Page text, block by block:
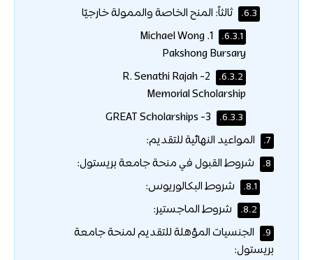
6.3. ثالثاً: المنح الخاصة والممولة خارجيًا
6.3.1.
1. Michael Wong
Pakshong Bursary
6.3.2.
2- R. Senathi Rajah
Memorial Scholarship
6.3.3.
7. المواعيد النهائية للتقديم:
8. شروط القبول في منحة جامعة بريستول:
8.1. شروط البكالوريوس:
8.2. شروط الماجستير:
9.
الجنسيات المؤهلة للتقديم لمنحة جامعة
بريستول: